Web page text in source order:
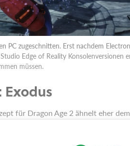
PC zugeschnitten. Erst nachdem
Edge of Reality Konsolenversionen
müssen.
Exodus
für Dragon Age 2 ähnelt eher
Laidlaw wollte nicht, dass die
anderen Fragen der Spielwelt